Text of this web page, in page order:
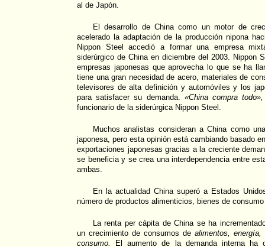
al de Japón.
El desarrollo de China como un motor de
acelerado la adaptación de la producción nipona
Nippon Steel accedió a formar una empresa
siderúrgico de China en diciembre del 2003. Nippon
empresas japonesas que aprovecha lo que se ha
tiene una gran necesidad de acero, materiales de
televisores de alta definición y automóviles y los
para satisfacer su demanda. «China compra todo»,
funcionario de la siderúrgica Nippon Steel.
Muchos analistas consideran a China como
japonesa, pero esta opinión está cambiando basado
exportaciones japonesas gracias a la creciente
se beneficia y se crea una interdependencia entre
ambas.
En la actualidad China superó a Estados
número de productos alimenticios, bienes de
La renta per cápita de China se ha
un crecimiento de consumos de alimentos, energía,
consumo.
El aumento de la demanda interna ha